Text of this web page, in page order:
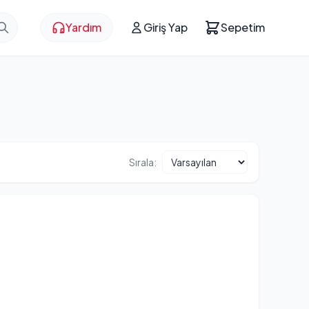
Yardım Giriş Yap Sepetim
Sırala: